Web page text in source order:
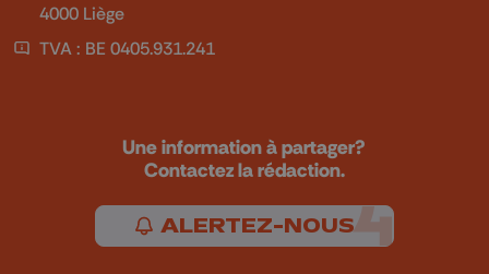
4000 Liège
TVA : BE 0405.931.241
Une information à partager?
Contactez la rédaction.
ALERTEZ-NOUS